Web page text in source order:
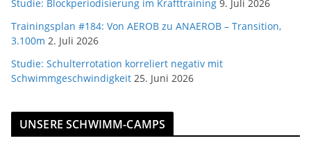
Studie: Blockperiodisierung im Krafttraining 9. Juli 2026
Trainingsplan #184: Von AEROB zu ANAEROB – Transition,
3.100m 2. Juli 2026
Studie: Schulterrotation korreliert negativ mit
Schwimmgeschwindigkeit 25. Juni 2026
UNSERE SCHWIMM-CAMPS